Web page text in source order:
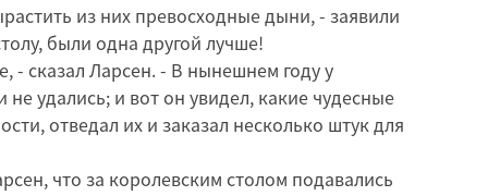
из них превосходные дыни, - заявили
были одна другой лучше!
- сказал Ларсен. - В нынешнем году у
удались; и вот он увидел, какие чудесные
отведал их и заказал несколько штук для
что за королевским столом подавались